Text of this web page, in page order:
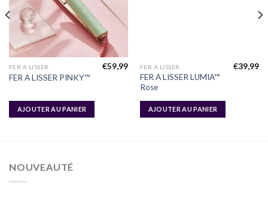
d’envies
FER A LISSER
FER A LISSER PINKY™
€59,99
AJOUTER AU PANIER
FER A LISSER
FER A LISSER LUMIA™
Rose
€39,99
AJOUTER AU PANIER
NOUVEAUTÉ